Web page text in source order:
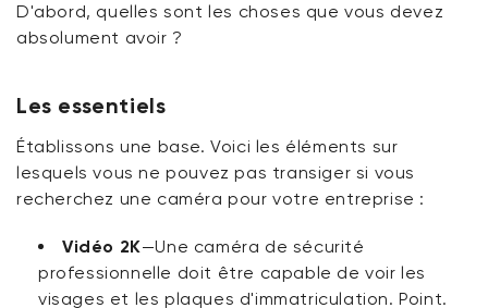
D'abord, quelles sont les choses que vous devez
absolument avoir ?
Les essentiels
Établissons une base. Voici les éléments sur
lesquels vous ne pouvez pas transiger si vous
recherchez une caméra pour votre entreprise :
Vidéo 2K—Une caméra de sécurité
professionnelle doit être capable de voir les
visages et les plaques d'immatriculation. Point.